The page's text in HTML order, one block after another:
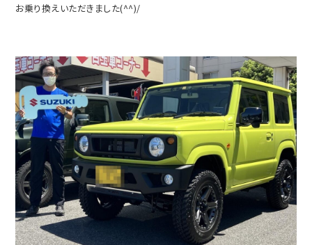
お乗り換えいただきました(^^)/